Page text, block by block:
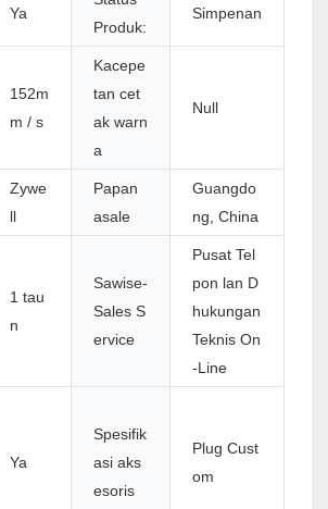
Ya
Produk:
Simpenan
152m
m / s
Kacepe
tan cet
ak warn
a
Null
Zywe
ll
Papan
asale
Guangdo
ng, China
1 tau
n
Sawise-
Sales S
ervice
Pusat Tel
pon lan D
hukungan
Teknis On
-Line
Ya
Spesifik
asi aks
esoris
Plug Cust
om